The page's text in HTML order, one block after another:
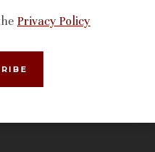
Privacy Policy